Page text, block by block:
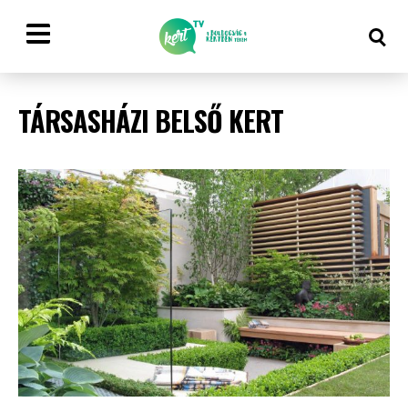
TÁRSASHÁZI BELSŐ KERT